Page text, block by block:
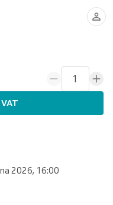
1
2026, 16:00